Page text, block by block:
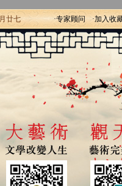
廿七 ·专家顾问 ·加入收